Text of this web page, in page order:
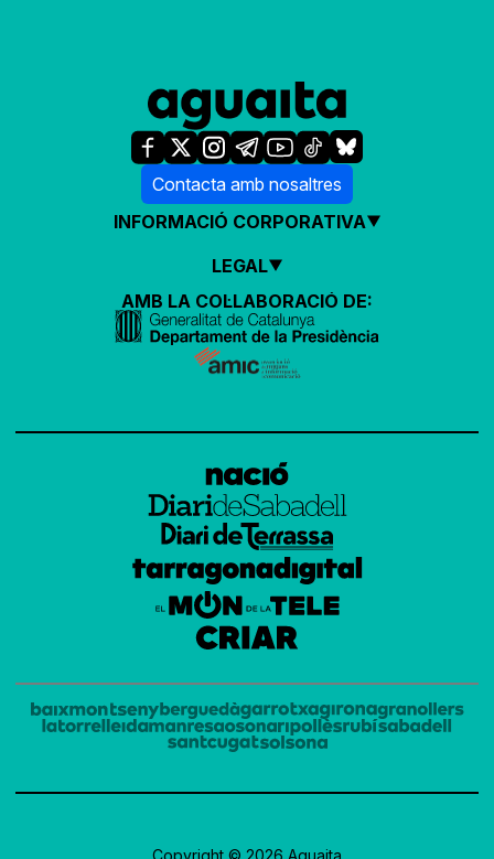
Contacta amb nosaltres
INFORMACIÓ CORPORATIVA
LEGAL
AMB LA COL·LABORACIÓ DE: